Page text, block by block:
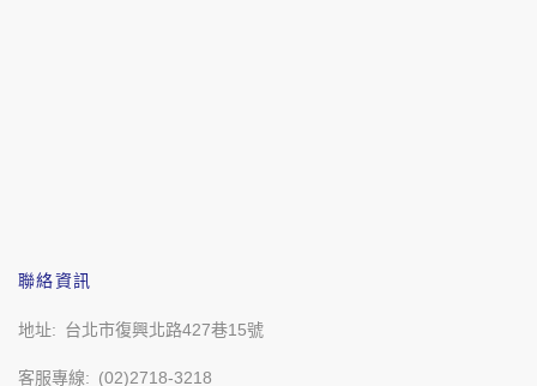
聯絡資訊
地址 台北市復興北路427巷15號
客服專線 (02)2718-3218